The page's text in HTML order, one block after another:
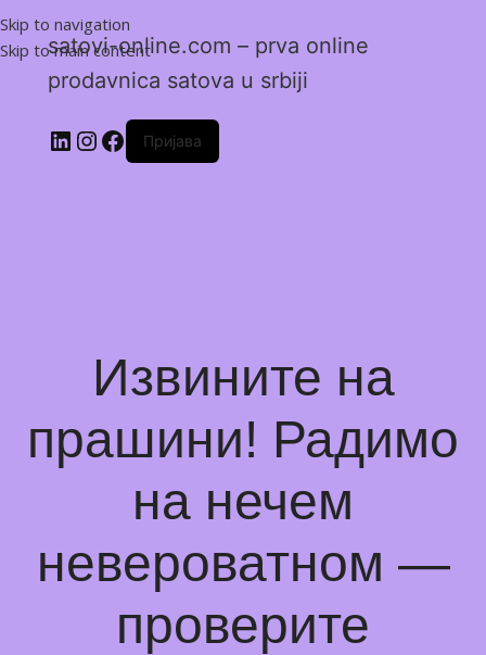
Skip to navigation
Skip to main content
satovi-online.com – prva online
prodavnica satova u srbiji
Пријава
Извините на
прашини! Радимо
на нечем
невероватном —
проверите